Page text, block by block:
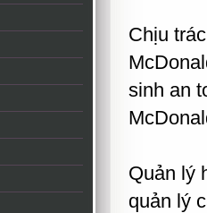
Chịu
sinh an
Quản lý
quản lý